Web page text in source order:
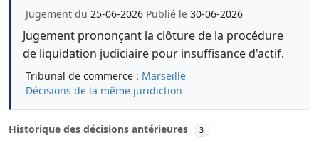
Jugement du 25-06-2026 Publié le 30-06-2026
Jugement prononçant la clôture de la procédure
de liquidation judiciaire pour insuffisance d'actif.
Tribunal de commerce : Marseille
Décisions de la même juridiction
Historique des décisions antérieures 3